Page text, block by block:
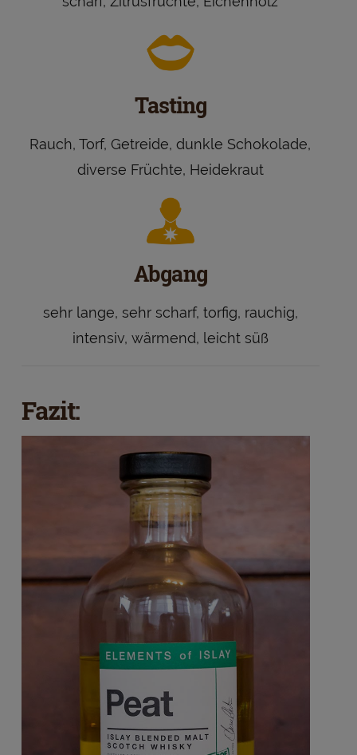
Tasting
Rauch, Torf, Getreide, dunkle Schokolade,
diverse Früchte, Heidekraut
Abgang
sehr lange, sehr scharf, torfig, rauchig,
intensiv, wärmend, leicht süß
Fazit: